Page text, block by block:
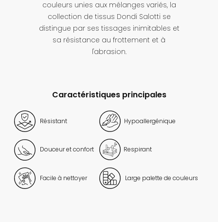
couleurs unies aux mélanges variés, la
collection de tissus Dondi Salotti se
distingue par ses tissages inimitables et
sa résistance au frottement et à
l'abrasion.
Caractéristiques principales
Résistant Hypoallergénique
Douceur et confort Respirant
Facile à nettoyer Large palette de couleurs